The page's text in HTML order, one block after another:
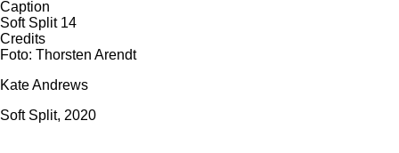
Caption
Soft Split 14
Credits
Foto: Thorsten Arendt
Kate Andrews
Soft Split, 2020